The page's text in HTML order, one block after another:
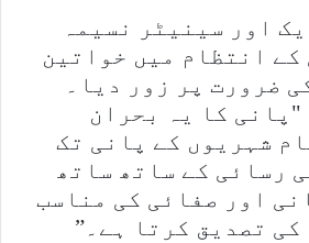
اور سینیٹر نسیمہ
کے انتظام میں خواتین
ضرورت پر زور دیا۔
"پانی کا یہ بحران
شہریوں کے پانی تک
رسائی کے ساتھ ساتھ
اور صفائی کی مناسب
تصدیق کرتا ہے۔”